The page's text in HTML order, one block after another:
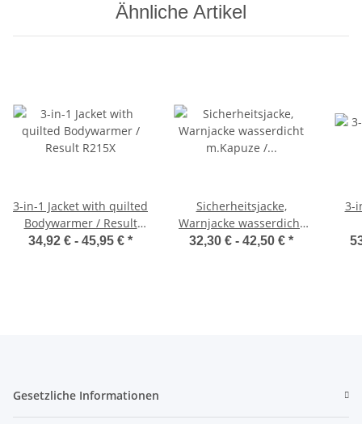
Ähnliche Artikel
3-in-1 Jacket with quilted
Bodywarmer / Result
R215X
34,92 € - 45,95 € *
Sicherheitsjacke,
Warnjacke wasserdicht
m.Kapuze / Result R018X
32,30 € - 42,50 € *
3-
Gesetzliche Informationen